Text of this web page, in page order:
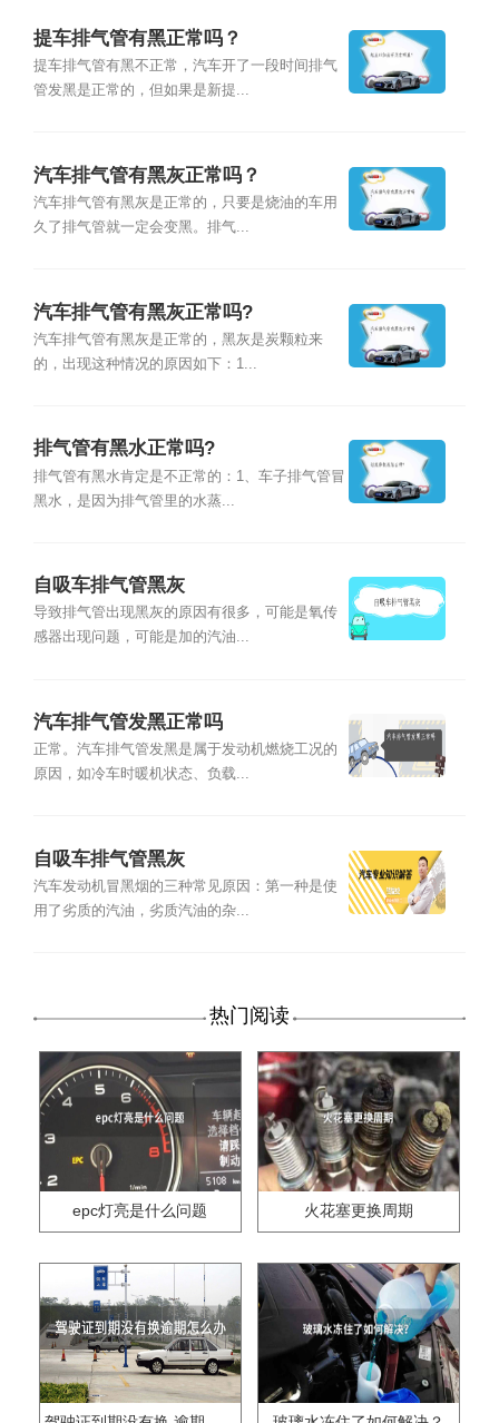
提车排气管有黑正常吗？
提车排气管有黑不正常，汽车开了一段时间排气
管发黑是正常的，但如果是新提...
汽车排气管有黑灰正常吗？
汽车排气管有黑灰是正常的，只要是烧油的车用
久了排气管就一定会变黑。排气...
汽车排气管有黑灰正常吗?
汽车排气管有黑灰是正常的，黑灰是炭颗粒来
的，出现这种情况的原因如下：1...
排气管有黑水正常吗?
排气管有黑水肯定是不正常的：1、车子排气管冒
黑水，是因为排气管里的水蒸...
自吸车排气管黑灰
导致排气管出现黑灰的原因有很多，可能是氧传
感器出现问题，可能是加的汽油...
汽车排气管发黑正常吗
正常。汽车排气管发黑是属于发动机燃烧工况的
原因，如冷车时暖机状态、负载...
自吸车排气管黑灰
汽车发动机冒黑烟的三种常见原因：第一种是使
用了劣质的汽油，劣质汽油的杂...
热门阅读
epc灯亮是什么问题 火花塞更换周期